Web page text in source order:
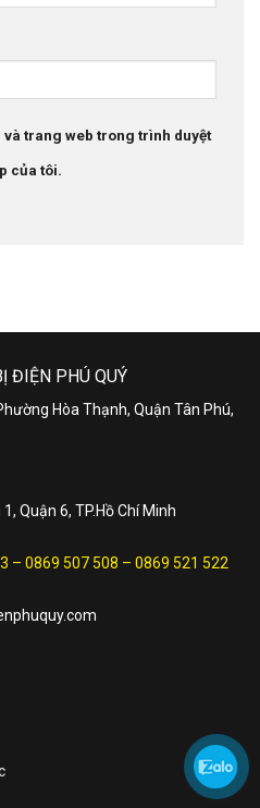
và trang web trong trình duyệt
của tôi.
ĐIỆN PHÚ QUÝ
Hòa Thạnh, Quận Tân Phú,
Quận 6, TP.Hồ Chí Minh
– 0869 507 508 – 0869 521 522